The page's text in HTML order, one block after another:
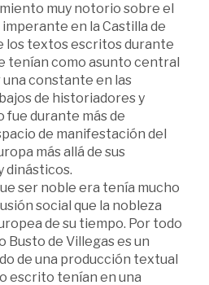
muy notorio sobre el
en la Castilla de
los textos escritos durante
tenían como asunto central
una constante en las
de historiadores y
fue durante más de
de manifestación del
más allá de sus
dinásticos.
ser noble era tenía mucho
social que la nobleza
de su tiempo. Por todo
Busto de Villegas es un
de una producción textual
escrito tenían en una